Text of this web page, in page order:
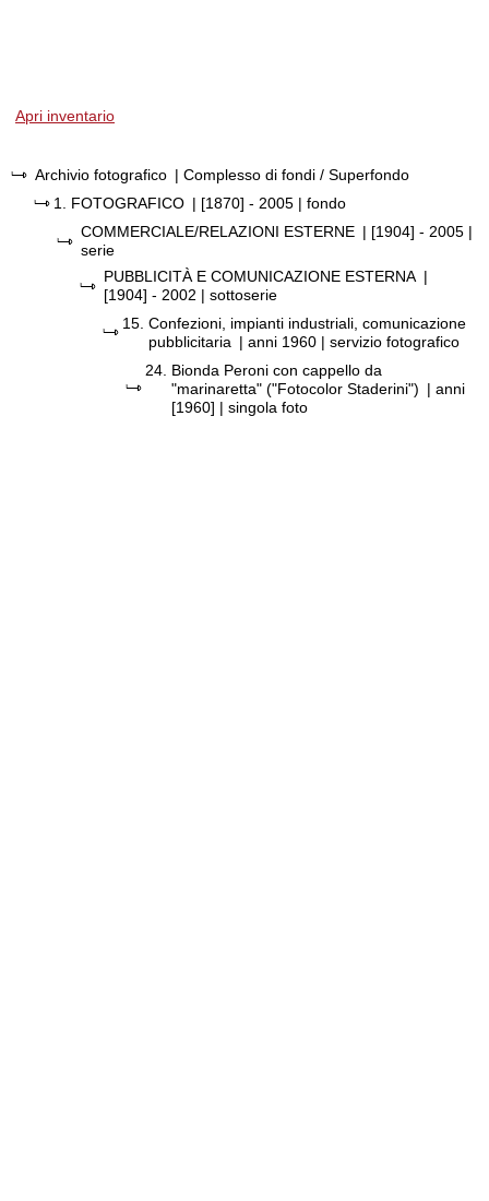
Apri inventario
Archivio fotografico | Complesso di fondi / Superfondo
1.
FOTOGRAFICO | [1870] - 2005 | fondo
COMMERCIALE/RELAZIONI ESTERNE | [1904] - 2005 |
serie
PUBBLICITÀ E COMUNICAZIONE ESTERNA |
[1904] - 2002 | sottoserie
15. Confezioni, impianti industriali, comunicazione
pubblicitaria | anni 1960 | servizio fotografico
24. Bionda Peroni con cappello da
"marinaretta" ("Fotocolor Staderini") | anni
[1960] | singola foto